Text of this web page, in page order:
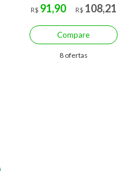
R$ 91,90
R$ 108,21
Compare
8 ofertas